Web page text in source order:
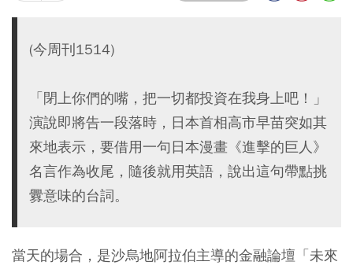
(今周刊1514)
「閉上你們的嘴，把一切都投資在我身上吧！」
演說即將告一段落時，日本首相高市早苗突如其
來地表示，要借用一句日本漫畫《進擊的巨人》
名言作為收尾，隨後就用英語，說出這句帶點挑
釁意味的台詞。
當天的場合，是沙烏地阿拉伯主導的金融論壇「未來